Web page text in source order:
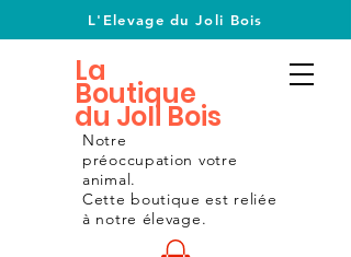
L'Elevage du Joli Bois
Notre
préoccupation votre
animal.
Cette boutique est reliée
à notre élevage.
La
Boutique
du Joli Bois